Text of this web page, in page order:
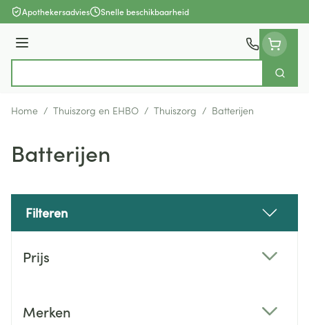
Ga naar de inhoud
Apothekersadvies Snelle beschikbaarheid
Menu
Zoek
Home / Thuiszorg en EHBO / Thuiszorg / Batterijen
Batterijen
Filteren
Prijs
Merken